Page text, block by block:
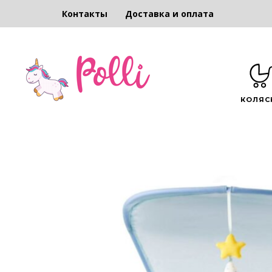
Контакты Доставка и оплата